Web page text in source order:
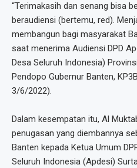
“Terimakasih dan senang bisa
beraudiensi (bertemu, red).
membangun bagi masyarakat
saat menerima Audiensi DPD
Desa Seluruh Indonesia)
Pendopo Gubernur Banten,
3/6/2022).
Dalam kesempatan itu, Al
penugasan yang diembannya
Banten kepada Ketua Umum
Seluruh Indonesia (Apdesi)